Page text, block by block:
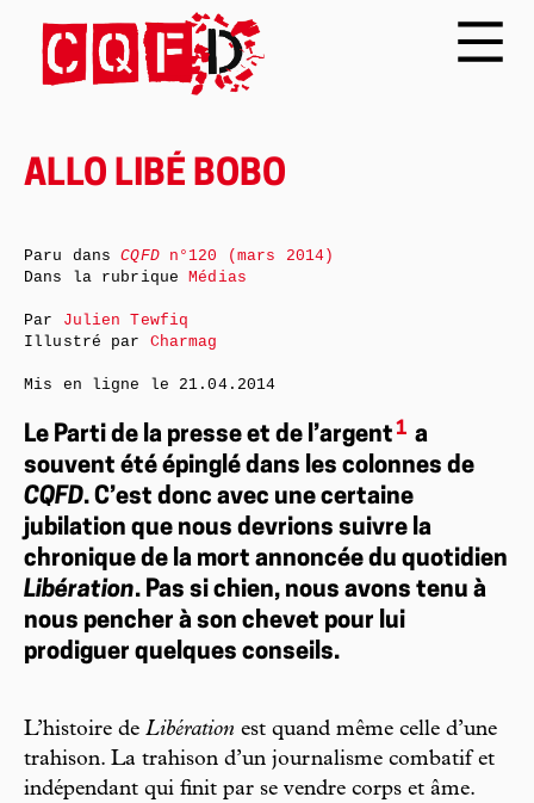
ALLO LIBÉ BOBO
Le Parti de la presse et de l’argent1 a
souvent été épinglé dans les colonnes de
CQFD. C’est donc avec une certaine
jubilation que nous devrions suivre la
chronique de la mort annoncée du quotidien
Libération. Pas si chien, nous avons tenu à
nous pencher à son chevet pour lui
prodiguer quelques conseils.
L’histoire de Libération est quand même celle d’une
trahison. La trahison d’un journalisme combatif et
indépendant qui finit par se vendre corps et âme.
Paru dansCQFDn°120 (mars 2014)
Dans la rubriqueMédias
Par Julien Tewfiq
Illustré par Charmag
Mis en ligne le 21.04.2014